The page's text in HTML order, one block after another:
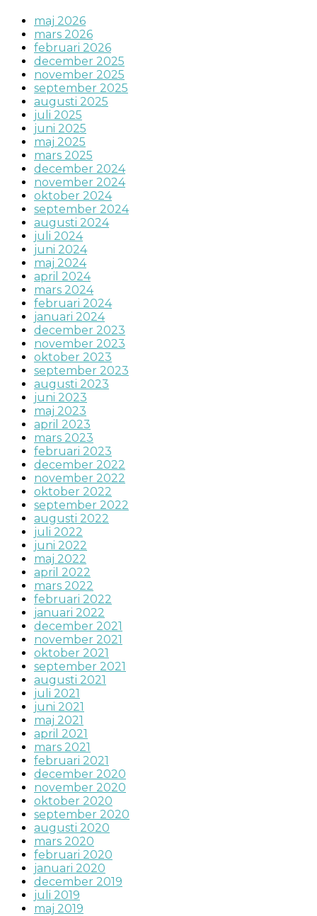
maj 2026
mars 2026
februari 2026
december 2025
november 2025
september 2025
augusti 2025
juli 2025
juni 2025
maj 2025
mars 2025
december 2024
november 2024
oktober 2024
september 2024
augusti 2024
juli 2024
juni 2024
maj 2024
april 2024
mars 2024
februari 2024
januari 2024
december 2023
november 2023
oktober 2023
september 2023
augusti 2023
juni 2023
maj 2023
april 2023
mars 2023
februari 2023
december 2022
november 2022
oktober 2022
september 2022
augusti 2022
juli 2022
juni 2022
maj 2022
april 2022
mars 2022
februari 2022
januari 2022
december 2021
november 2021
oktober 2021
september 2021
augusti 2021
juli 2021
juni 2021
maj 2021
april 2021
mars 2021
februari 2021
december 2020
november 2020
oktober 2020
september 2020
augusti 2020
mars 2020
februari 2020
januari 2020
december 2019
juli 2019
maj 2019